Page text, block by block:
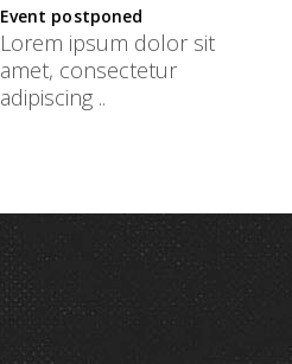
Event postponed
Lorem ipsum dolor sit
amet, consectetur
adipiscing ..